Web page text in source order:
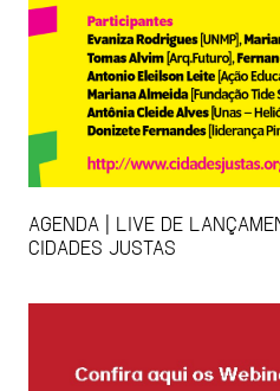
AGENDA | LIVE DE
CIDADES JUSTAS